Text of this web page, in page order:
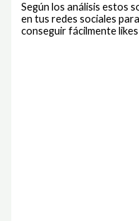
Según los análisis estos
en tus redes sociales
conseguir fácilmente